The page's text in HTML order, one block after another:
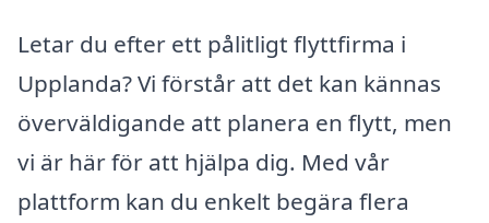
Letar du efter ett pålitligt flyttfirma i
Upplanda? Vi förstår att det kan kännas
överväldigande att planera en flytt, men
vi är här för att hjälpa dig. Med vår
plattform kan du enkelt begära flera